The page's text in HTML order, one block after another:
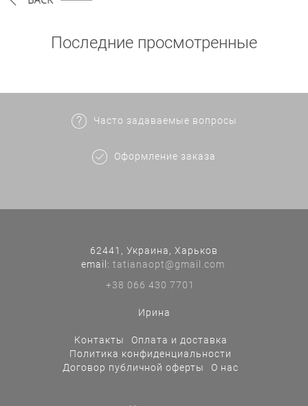
Последние просмотренные
Часто задаваемые вопросы
Оформление заказа
62441, Украина, Харьков
еmail: tatianaopt@gmail.com
+38 066 430 7701
Ирина
Контакты
Оплата и доставка
Политика конфиденциальности
Договор публичной оферты
О нас